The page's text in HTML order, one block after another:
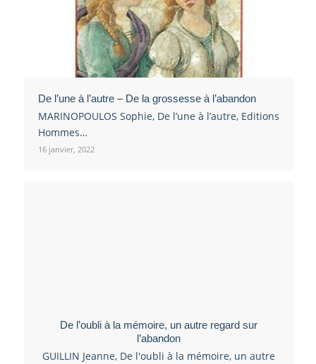
De l’une à l’autre – De la grossesse à l’abandon
MARINOPOULOS Sophie, De l’une à l’autre, Editions
Hommes…
16 janvier, 2022
De l’oubli à la mémoire, un autre regard sur
l’abandon
GUILLIN Jeanne, De l'oubli à la mémoire, un autre